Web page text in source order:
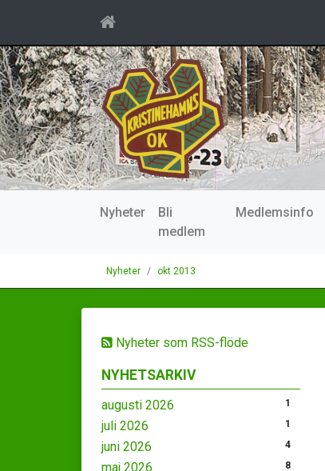
Nyheter
Bli
medlem
Medlemsinfo
Nyheter okt 2013
Nyheter som RSS-flöde
NYHETSARKIV
augusti 2026 1
juli 2026 1
juni 2026 4
maj 2026 8